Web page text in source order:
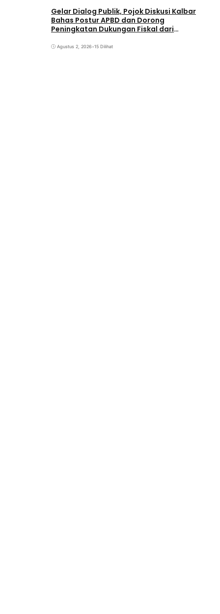
Gelar Dialog Publik, Pojok Diskusi Kalbar
Bahas Postur APBD dan Dorong
Peningkatan Dukungan Fiskal dari
Agustus 2, 2026•15 Dilihat